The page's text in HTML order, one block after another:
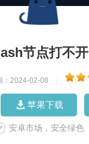
节点打不开
：2024-02-08
苹果下载
安卓市场，安全绿色